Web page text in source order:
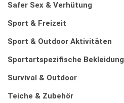
Safer Sex & Verhütung
Sport & Freizeit
Sport & Outdoor Aktivitäten
Sportartspezifische Bekleidung
Survival & Outdoor
Teiche & Zubehör